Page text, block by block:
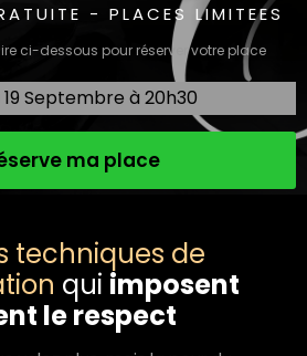
- PLACES LIMITEES
ci-dessous pour réserver votre place
Septembre à 20h30
ma place
techniques de
qui imposent
le respect